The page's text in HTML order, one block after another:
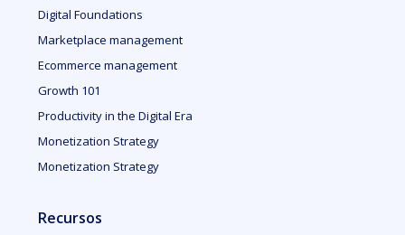
Digital Foundations
Marketplace management
Ecommerce management
Growth 101
Productivity in the Digital Era
Monetization Strategy
Monetization Strategy
Recursos